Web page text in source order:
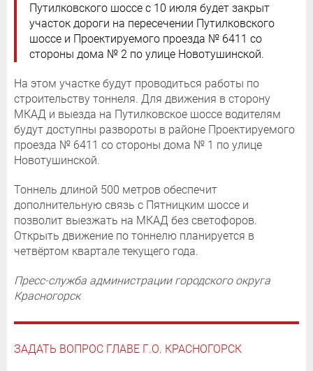
Путилковского шоссе с 10 июля будет закрыт
участок дороги на пересечении Путилковского
шоссе и Проектируемого проезда № 6411 со
стороны дома № 2 по улице Новотушинской.
На этом участке будут проводиться работы по
строительству тоннеля. Для движения в сторону
МКАД и выезда на Путилковское шоссе водителям
будут доступны развороты в районе Проектируемого
проезда № 6411 со стороны дома № 1 по улице
Новотушинской.
Тоннель длиной 500 метров обеспечит
дополнительную связь с Пятницким шоссе и
позволит выезжать на МКАД без светофоров.
Открыть движение по тоннелю планируется в
четвёртом квартале текущего года.
Пресс-служба администрации городского округа
Красногорск
ЗАДАТЬ ВОПРОС ГЛАВЕ Г.О. КРАСНОГОРСК